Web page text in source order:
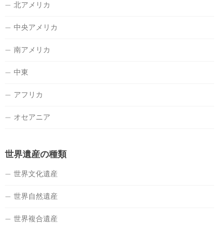
北アメリカ
中央アメリカ
南アメリカ
中東
アフリカ
オセアニア
世界遺産の種類
世界文化遺産
世界自然遺産
世界複合遺産